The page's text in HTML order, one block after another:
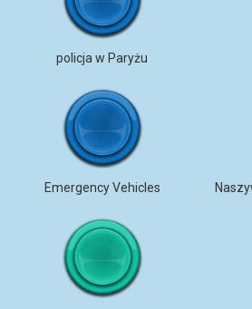
policja w Paryżu
Emergency Vehicles